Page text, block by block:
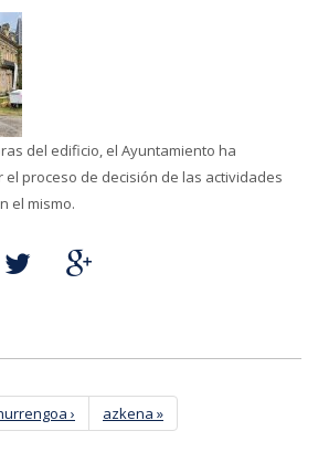
del edificio, el Ayuntamiento ha
proceso de decisión de las actividades
el mismo.
› azkena »